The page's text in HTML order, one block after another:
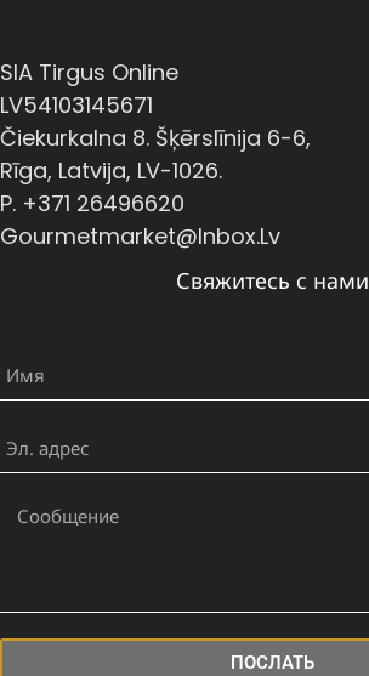
SIA Tirgus Online
LV54103145671
Čiekurkalna 8. Šķērslīnija 6-6,
Rīga, Latvija, LV-1026.
P. +371 26496620
Gourmetmarket@inbox.lv
Свяжитесь с нами
ПОСЛАТЬ